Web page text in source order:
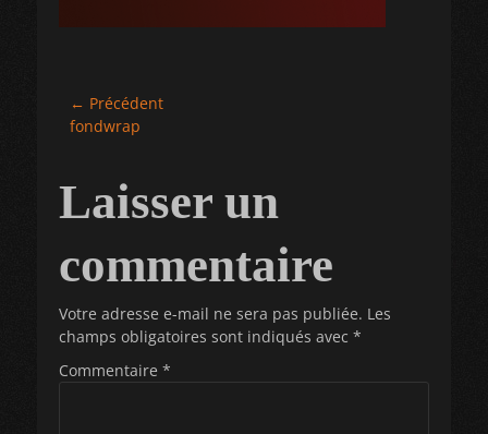
Navigation
de
← Précédent
Article
fondwrap
Laisser un
commentaire
Votre adresse e-mail ne sera pas publiée. Les
champs obligatoires sont indiqués avec *
Commentaire *